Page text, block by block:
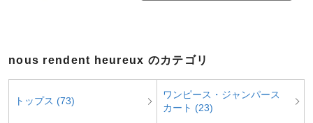
nous rendent heureux のカテゴリ
トップス (73)
ワンピース・ジャンパース
カート (23)